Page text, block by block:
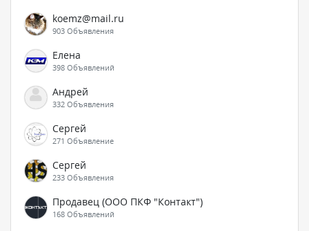
koemz@mail.ru
903 Объявления
Елена
398 Объявлений
Андрей
332 Объявления
Сергей
271 Объявление
Сергей
233 Объявления
Продавец (ООО ПКФ "Контакт")
168 Объявлений